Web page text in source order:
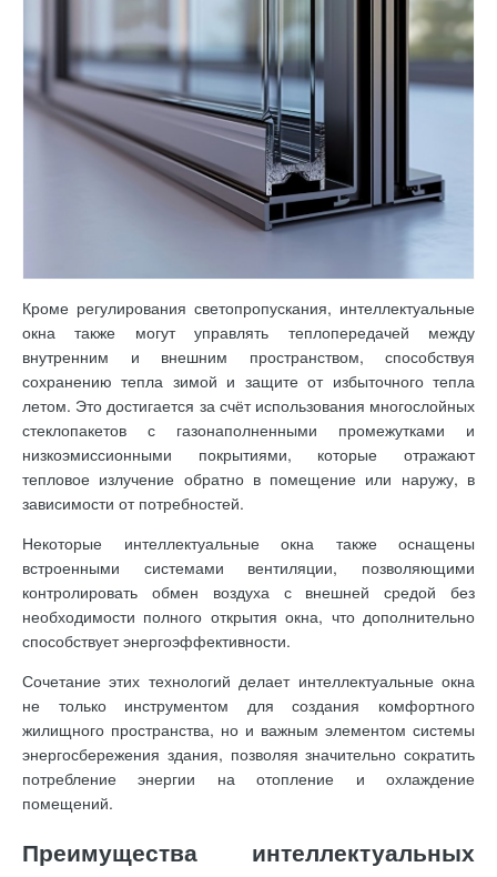
Кроме регулирования светопропускания, интеллектуальные
окна также могут управлять теплопередачей между
внутренним и внешним пространством, способствуя
сохранению тепла зимой и защите от избыточного тепла
летом. Это достигается за счёт использования многослойных
стеклопакетов с газонаполненными промежутками и
низкоэмиссионными покрытиями, которые отражают
тепловое излучение обратно в помещение или наружу, в
зависимости от потребностей.
Некоторые интеллектуальные окна также оснащены
встроенными системами вентиляции, позволяющими
контролировать обмен воздуха с внешней средой без
необходимости полного открытия окна, что дополнительно
способствует энергоэффективности.
Сочетание этих технологий делает интеллектуальные окна
не только инструментом для создания комфортного
жилищного пространства, но и важным элементом системы
энергосбережения здания, позволяя значительно сократить
потребление энергии на отопление и охлаждение
помещений.
Преимущества интеллектуальных